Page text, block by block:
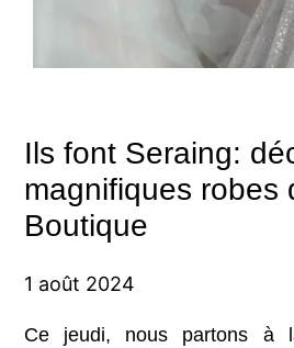
Ils font Seraing:
magnifiques robes
Boutique
1 août 2024
Ce jeudi, nous partons à